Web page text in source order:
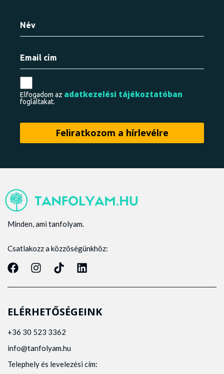
Elfogadom az adatkezelési tájékoztatóban
foglaltakat.
Minden, ami tanfolyam.
Csatlakozz a közzöségünkhöz:
ELÉRHETŐSÉGEINK
+36 30 523 3362
info@tanfolyam.hu
Telephely és levelezési cím: